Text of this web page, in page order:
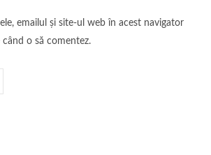
emailul și site-ul web în acest navigator
o să comentez.